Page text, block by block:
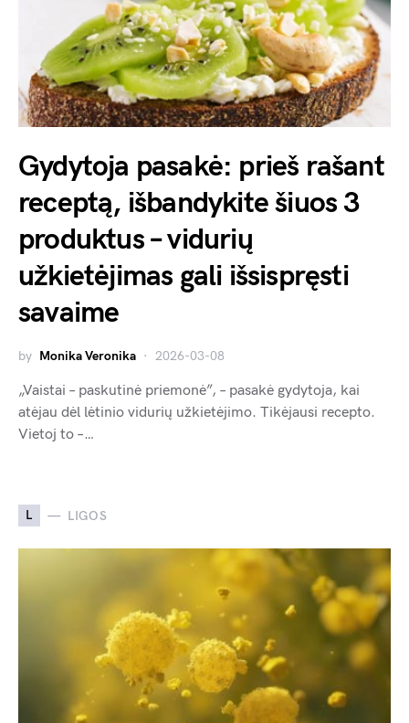
Gydytoja pasakė: prieš rašant
receptą, išbandykite šiuos 3
produktus – vidurių
užkietėjimas gali išsispręsti
savaime
by Monika Veronika 2026-03-08
„Vaistai – paskutinė priemonė”, – pasakė gydytoja, kai
atėjau dėl lėtinio vidurių užkietėjimo. Tikėjausi recepto.
Vietoj to –…
L LIGOS